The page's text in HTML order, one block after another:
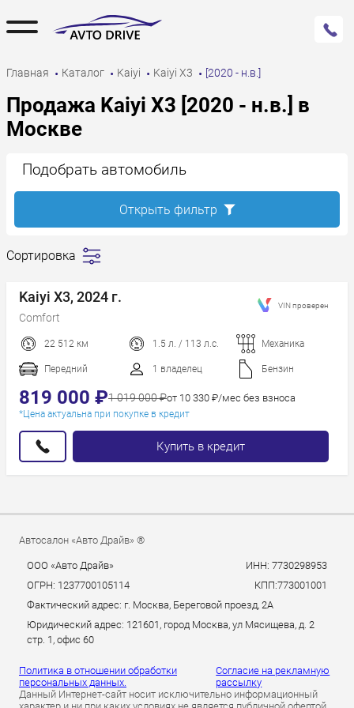
Главная Каталог Kaiyi Kaiyi X3 [2020 - н.в.]
Продажа Kaiyi X3 [2020 - н.в.] в
Москве
Сортировка
дешевле
Сначала
дороже
Пробег
Год новее
Год старше
Kaiyi X3, 2024 г.
Comfort
22 512 км 1.5 л. / 113 л.с. Механика
Передний 1 владелец Бензин
819 000 ₽1 019 000 ₽от 10 330 ₽/мес без взноса
*Цена актуальна при покупке в кредит
Купить в кредит
VIN проверен
Подобрать автомобиль
Открыть фильтр
Автосалон «Авто Драйв» ®
ООО «Авто Драйв»
ИНН: 7730298953
ОГРН: 1237700105114
КПП:773001001
Фактический адрес: г. Москва, Береговой проезд, 2А
Юридический адрес: 121601, город Москва, ул Мясищева, д. 2
стр. 1, офис 60
Политика в отношении обработки
персональных данных.
Согласие на рекламную
рассылку
Данный Интернет-сайт носит исключительно информационный